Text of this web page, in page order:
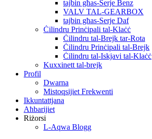
tajbin għas-Serje Benz
VALV TAL-GEARBOX
tajbin għas-Serje Daf
Ċilindru Prinċipali tal-Klaċċ
Ċilindru tal-Brejk tar-Rota
Ċilindru Prinċipali tal-Brejk
Ċilindru tal-Iskjavi tal-Klaċċ
Kuxxinett tal-brejk
Profil
Dwarna
Mistoqsijiet Frekwenti
Ikkuntattjana
Aħbarijiet
Riżorsi
L-Aqwa Blogg